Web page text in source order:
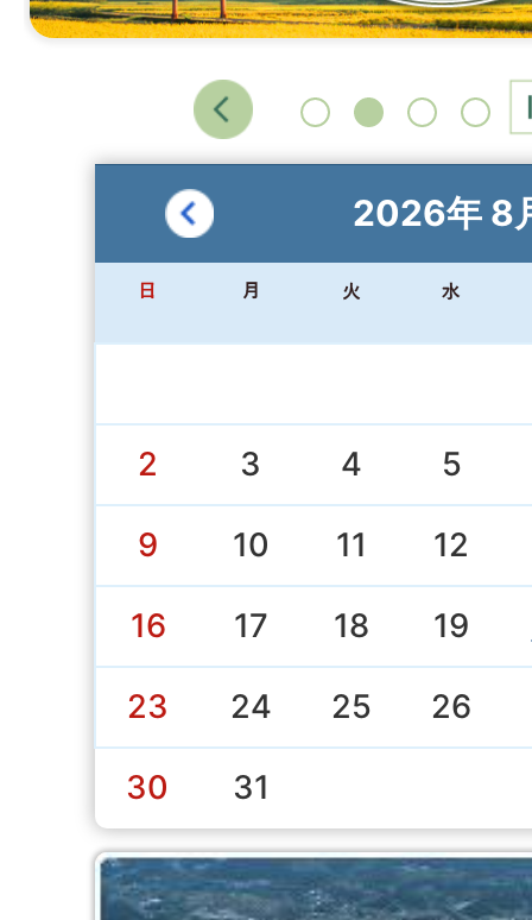
硫黄山周辺の火山ガスにご注
2023年04月26日
不審な電話等に注意してくだ
2022年10月19日
第12回全国和牛能力共進会鹿
2026年 8
2 3 4 5
9 10 11 12
16 17 18 19
23 24 25 26
30 31